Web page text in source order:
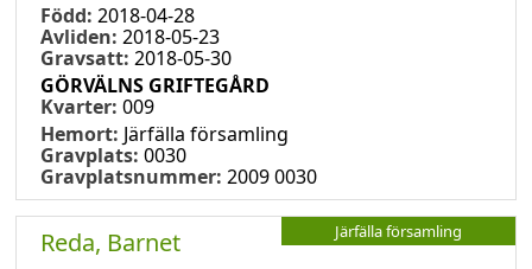
Född: 2018-04-28
Avliden: 2018-05-23
Gravsatt: 2018-05-30
GÖRVÄLNS GRIFTEGÅRD
Kvarter: 009
Hemort: Järfälla församling
Gravplats: 0030
Gravplatsnummer: 2009 0030
Järfälla församling
Reda, Barnet